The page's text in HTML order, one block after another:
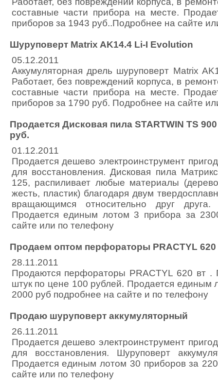
составные части прибора на месте.
приборов за 1943 руб..Подробнее на сайте
Шуруповерт Matrix AK14.4 Li-I Evolution
05.12.2011
Аккумуляторная дрель шуруповерт Matrix
Работает, без повреждений корпуса, в
составные части прибора на месте.
приборов за 1790 руб. Подробнее на сайте
Продается Дисковая пила STARTWIN TS
руб.
01.12.2011
Продается дешево электроинструмент
для восстановления. Дисковая пила
125, распиливает любые материалы
жесть, пластик) благодаря двум
вращающимся относительно друг
Продается единым лотом 3 прибора за
сайте или по телефону
Продаем оптом перфораторы PRACTYL 620
28.11.2011
Продаются перфораторы PRACTYL 620 вт .
штук по цене 100 рублей. Продается единым
2000 руб подробнее на сайте и по телефону
Продаю шуруповерт аккумуляторный
26.11.2011
Продается дешево электроинструмент
для восстановления. Шуруповерт
Продается единым лотом 30 приборов за
сайте или по телефону